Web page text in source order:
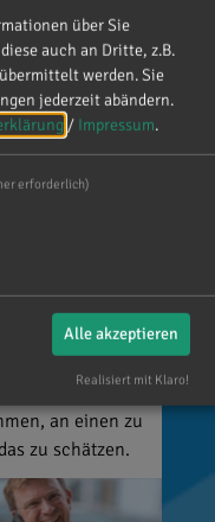
war:
zahlreichen
wirklich
gefreut. Es
dass sich
an einen zu
zu schätzen.
über Sie
auch an Dritte, z.B.
werden. Sie
jederzeit abändern.
/ Impressum.
erforderlich)
Alle akzeptieren
Realisiert mit Klaro!